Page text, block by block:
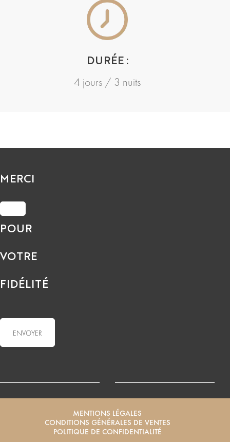
DURÉE :
4 jours / 3 nuits
MERCI
POUR
VOTRE
FIDÉLITÉ
MENTIONS LÉGALES
CONDITIONS GÉNÉRALES DE VENTES
POLITIQUE DE CONFIDENTIALITÉ